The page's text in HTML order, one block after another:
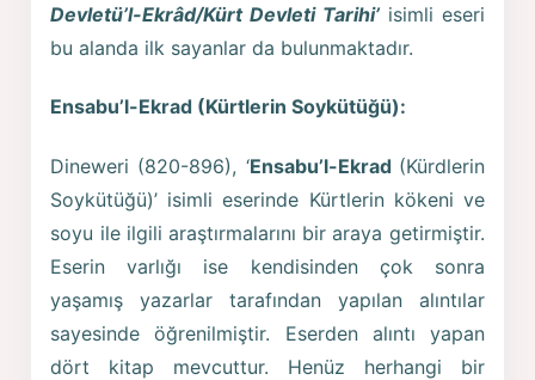
Devletü’l-Ekrâd/Kürt Devleti Tarihi’ isimli eseri
bu alanda ilk sayanlar da bulunmaktadır.
Ensabu’l-Ekrad (Kürtlerin Soykütüğü):
Dineweri (820-896), ‘Ensabu’l-Ekrad (Kürdlerin
Soykütüğü)’ isimli eserinde Kürtlerin kökeni ve
soyu ile ilgili araştırmalarını bir araya getirmiştir.
Eserin varlığı ise kendisinden çok sonra
yaşamış yazarlar tarafından yapılan alıntılar
sayesinde öğrenilmiştir. Eserden alıntı yapan
dört kitap mevcuttur. Henüz herhangi bir